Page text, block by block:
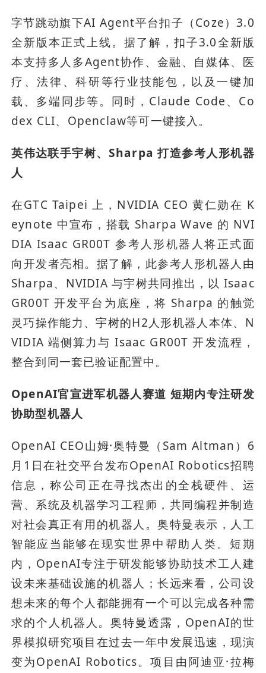
字节跳动旗下AI Agent平台扣子（Coze）3.0
全新版本正式上线。据了解，扣子3.0全新版
本支持多人多Agent协作、金融、自媒体、医
疗、法律、科研等行业技能包，以及一键加
载、多端同步等。同时，Claude Code、Co
dex CLI、Openclaw等可一键接入。
英伟达联手宇树、Sharpa 打造参考人形机器
人
在GTC Taipei 上，NVIDIA CEO 黄仁勋在 K
eynote 中宣布，搭载 Sharpa Wave 的 NVI
DIA Isaac GR00T 参考人形机器人将正式面
向开发者亮相。据了解，此参考人形机器人由
Sharpa、NVIDIA 与宇树共同推出，以 Isaac
GR00T 开发平台为底座，将 Sharpa 的触觉
灵巧操作能力、宇树的H2人形机器人本体、N
VIDIA 端侧算力与 Isaac GR00T 开发流程，
整合到同一套已验证配置中。
OpenAI官宣进军机器人赛道 短期内专注研发
协助型机器人
OpenAI CEO山姆·奥特曼（Sam Altman）6
月1日在社交平台发布OpenAI Robotics招聘
信息，称公司正在寻找杰出的全栈硬件、运
营、系统及机器学习工程师，共同编程并制造
对社会真正有用的机器人。奥特曼表示，人工
智能应当能够在现实世界中帮助人类。短期
内，OpenAI专注于研发能够协助技术工人建
设未来基础设施的机器人；长远来看，公司设
想未来的每个人都能拥有一个可以完成各种需
求的个人机器人。奥特曼透露，OpenAI的世
界模拟研究项目在过去一年中发展迅速，现演
变为OpenAI Robotics。项目由阿迪亚·拉梅